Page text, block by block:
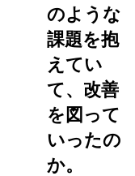
のような
課題を抱
えてい
て、改善
を図って
いったの
か。